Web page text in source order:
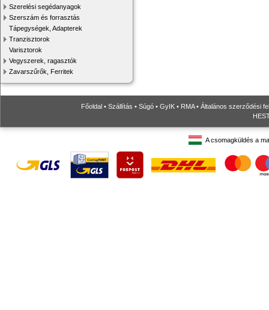
Szerelési segédanyagok
Szerszám és forrasztás
Tápegységek, Adapterek
Tranzisztorok
Varisztorok
Vegyszerek, ragasztók
Zavarszűrők, Ferritek
Főoldal • Szállítás • Súgó • GyIK • RMA• Általános szerződési
A csomagküldés a